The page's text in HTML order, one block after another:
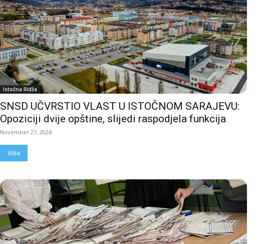
Istočna Ilidža
SNSD UČVRSTIO VLAST U ISTOČNOM SARAJEVU:
Opoziciji dvije opštine, slijedi raspodjela funkcija
November 27, 2024
Više